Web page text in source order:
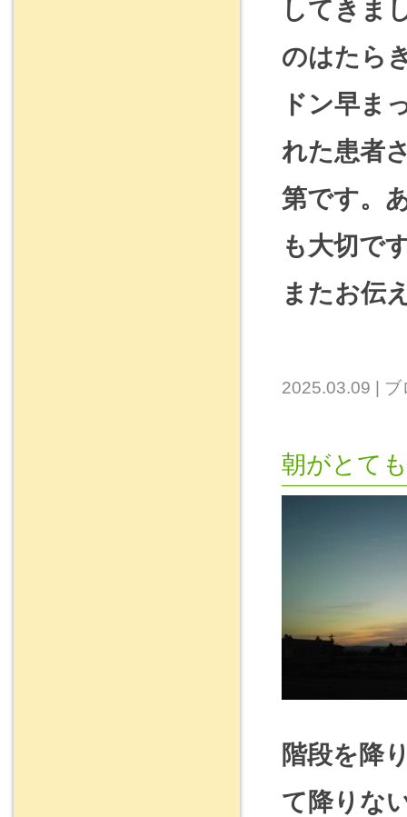
してきま
のはたら
ドン早ま
れた患者
第です。
も大切で
またお伝
2025.03.09 ブ
朝がとて
階段を降
て降りな